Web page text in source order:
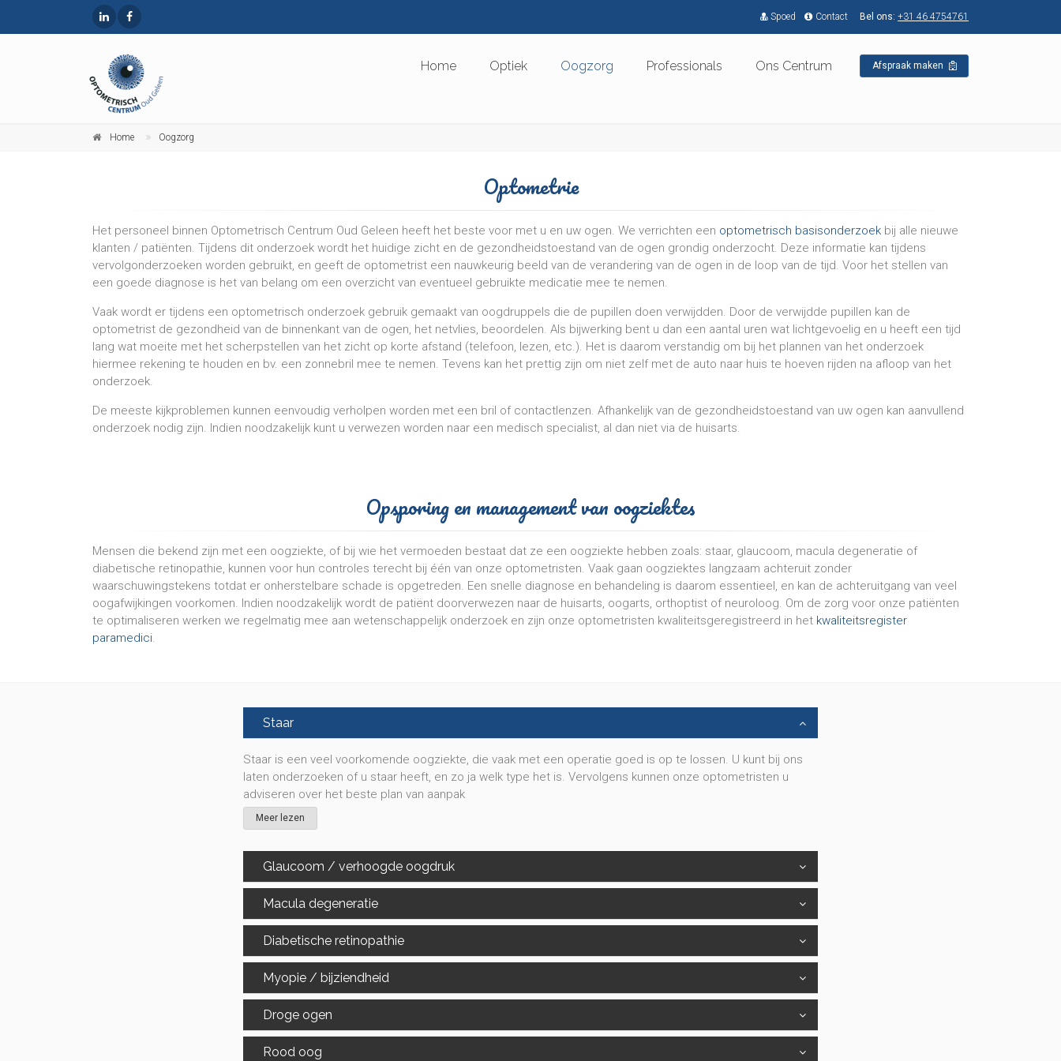
Spoed Contact Bel ons: +31 46 4754761
Home Optiek Oogzorg Professionals Ons Centrum Afspraak maken
Home Oogzorg
Optometrie
Het personeel binnen Optometrisch Centrum Oud Geleen heeft het beste voor met u en uw ogen. We verrichten een optometrisch basisonderzoek bij alle nieuwe
klanten / patiënten. Tijdens dit onderzoek wordt het huidige zicht en de gezondheidstoestand van de ogen grondig onderzocht. Deze informatie kan tijdens
vervolgonderzoeken worden gebruikt, en geeft de optometrist een nauwkeurig beeld van de verandering van de ogen in de loop van de tijd. Voor het stellen van
een goede diagnose is het van belang om een overzicht van eventueel gebruikte medicatie mee te nemen.
Vaak wordt er tijdens een optometrisch onderzoek gebruik gemaakt van oogdruppels die de pupillen doen verwijdden. Door de verwijdde pupillen kan de
optometrist de gezondheid van de binnenkant van de ogen, het netvlies, beoordelen. Als bijwerking bent u dan een aantal uren wat lichtgevoelig en u heeft een tijd
lang wat moeite met het scherpstellen van het zicht op korte afstand (telefoon, lezen, etc.). Het is daarom verstandig om bij het plannen van het onderzoek
hiermee rekening te houden en bv. een zonnebril mee te nemen. Tevens kan het prettig zijn om niet zelf met de auto naar huis te hoeven rijden na afloop van het
onderzoek.
De meeste kijkproblemen kunnen eenvoudig verholpen worden met een bril of contactlenzen. Afhankelijk van de gezondheidstoestand van uw ogen kan aanvullend
onderzoek nodig zijn. Indien noodzakelijk kunt u verwezen worden naar een medisch specialist, al dan niet via de huisarts.
Opsporing en management van oogziektes
Mensen die bekend zijn met een oogziekte, of bij wie het vermoeden bestaat dat ze een oogziekte hebben zoals: staar, glaucoom, macula degeneratie of
diabetische retinopathie, kunnen voor hun controles terecht bij één van onze optometristen. Vaak gaan oogziektes langzaam achteruit zonder
waarschuwingstekens totdat er onherstelbare schade is opgetreden. Een snelle diagnose en behandeling is daarom essentieel, en kan de achteruitgang van veel
oogafwijkingen voorkomen. Indien noodzakelijk wordt de patiënt doorverwezen naar de huisarts, oogarts, orthoptist of neuroloog. Om de zorg voor onze patiënten
te optimaliseren werken we regelmatig mee aan wetenschappelijk onderzoek en zijn onze optometristen kwaliteitsgeregistreerd in het kwaliteitsregister
paramedici.
Staar
Staar is een veel voorkomende oogziekte, die vaak met een operatie goed is op te lossen. U kunt bij ons
laten onderzoeken of u staar heeft, en zo ja welk type het is. Vervolgens kunnen onze optometristen u
adviseren over het beste plan van aanpak
Meer lezen
Glaucoom / verhoogde oogdruk
Macula degeneratie
Diabetische retinopathie
Myopie / bijziendheid
Droge ogen
Rood oog